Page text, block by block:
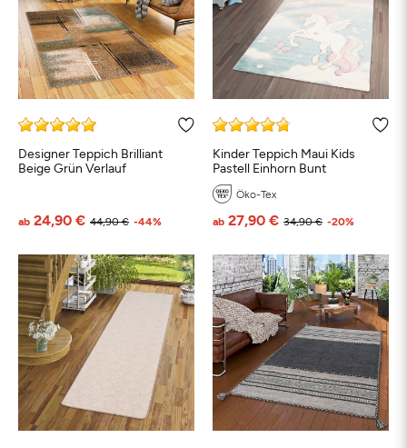
Designer Teppich Brilliant
Beige Grün Verlauf
44,90 €
ab 24,90 € -44%
Kinder Teppich Maui Kids
Pastell Einhorn Bunt
Öko-Tex
34,90 €
ab 27,90 € -20%